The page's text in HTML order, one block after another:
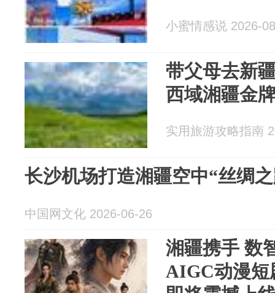
小蜜情感说 2026-
带父母去新
西域湘疆金
实用旅游攻略指南
长沙机场打造湘疆空中“丝绸
中国网文化 2026-06-26
湘疆携手 数
AIGC动漫短